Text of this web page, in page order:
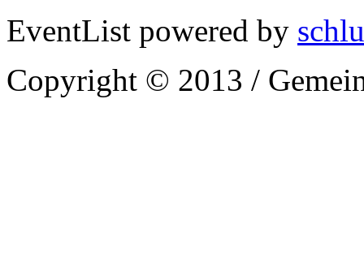
EventList powered by
Copyright © 2013 /